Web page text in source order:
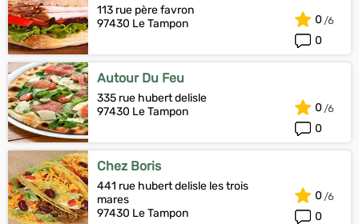
113 rue père favron
97430 Le Tampon
0
0
Autour Du Feu
335 rue hubert delisle
97430 Le Tampon
0
0
Chez Boris
441 rue hubert delisle les trois
mares
97430 Le Tampon
0
0